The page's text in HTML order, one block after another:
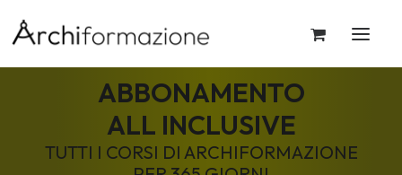
ABBONAMENTO
ALL INCLUSIVE
TUTTI I CORSI DI ARCHIFORMAZIONE